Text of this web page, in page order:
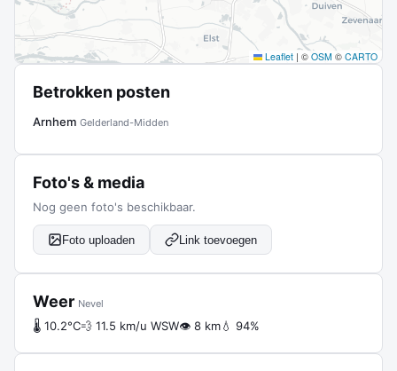
Leaflet | © OSM © CARTO
Betrokken posten
Arnhem Gelderland-Midden
Foto's & media
Nog geen foto's beschikbaar.
Foto uploaden Link toevoegen
Weer Nevel
🌡 10.2°C💨 11.5 km/u WSW👁 8 km💧 94%